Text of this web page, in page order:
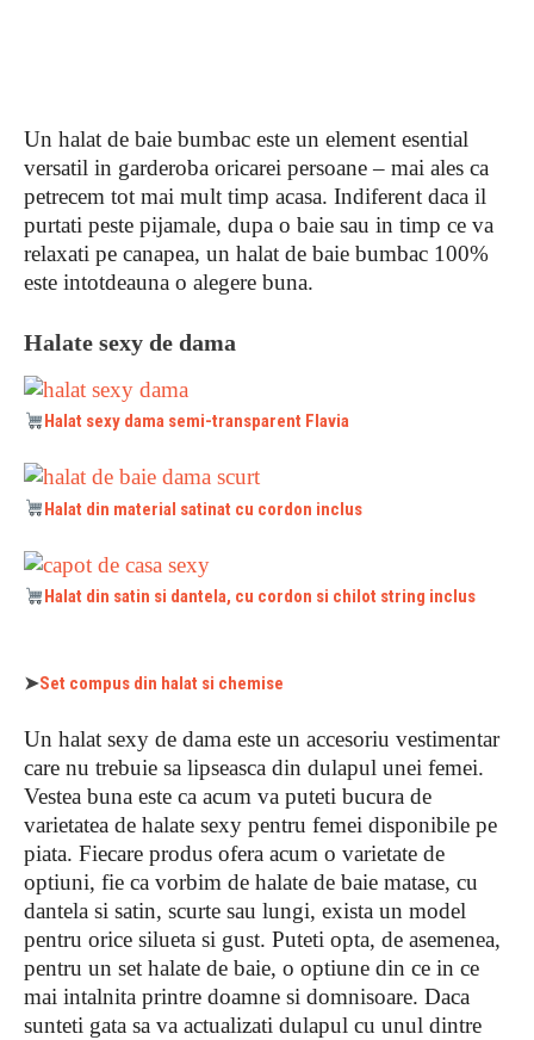
Un halat de baie bumbac este un element esential
versatil in garderoba oricarei persoane – mai ales ca
petrecem tot mai mult timp acasa. Indiferent daca il
purtati peste pijamale, dupa o baie sau in timp ce va
relaxati pe canapea, un halat de baie bumbac 100%
este intotdeauna o alegere buna.
Halate sexy de dama
Halat sexy dama semi-transparent Flavia
Halat din material satinat cu cordon inclus
Halat din satin si dantela, cu cordon si chilot string inclus
➤Set compus din halat si chemise
Un halat sexy de dama este un accesoriu vestimentar
care nu trebuie sa lipseasca din dulapul unei femei.
Vestea buna este ca acum va puteti bucura de
varietatea de halate sexy pentru femei disponibile pe
piata. Fiecare produs ofera acum o varietate de
optiuni, fie ca vorbim de halate de baie matase, cu
dantela si satin, scurte sau lungi, exista un model
pentru orice silueta si gust. Puteti opta, de asemenea,
pentru un set halate de baie, o optiune din ce in ce
mai intalnita printre doamne si domnisoare. Daca
sunteti gata sa va actualizati dulapul cu unul dintre